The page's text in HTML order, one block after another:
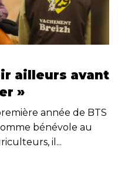
ailleurs avant
»
année de BTS
bénévole au
il...